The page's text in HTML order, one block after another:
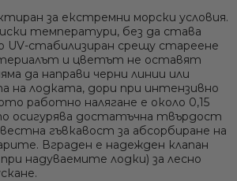
за екстремни морски условия.
температури, без да става
UV-стабилизиран срещу стареене
и цветът не оставят
да направи черни линии или
на лодката, дори при интензивно
работно налягане е около 0,15
осигурява достатъчна твърдост
гъвкавост за абсорбиране на
Вграден е надежден клапан
надуваемите лодки) за лесно